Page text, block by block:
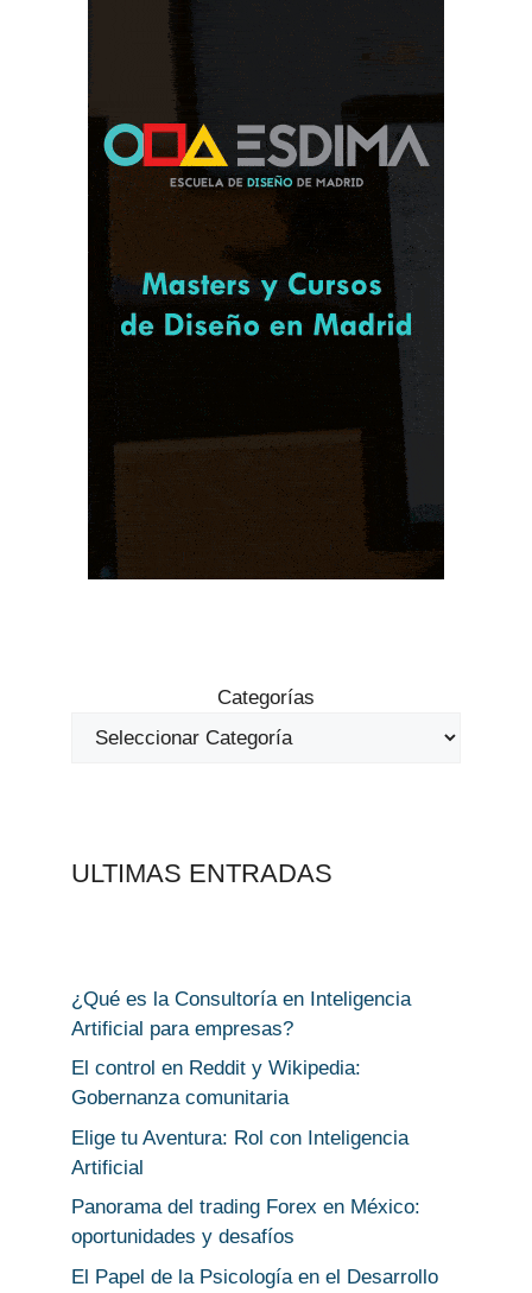
Categorías
ULTIMAS ENTRADAS
¿Qué es la Consultoría en Inteligencia
Artificial para empresas?
El control en Reddit y Wikipedia:
Gobernanza comunitaria
Elige tu Aventura: Rol con Inteligencia
Artificial
Panorama del trading Forex en México:
oportunidades y desafíos
El Papel de la Psicología en el Desarrollo